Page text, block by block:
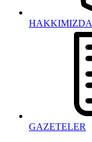
HAKKIMIZDA
GAZETELER